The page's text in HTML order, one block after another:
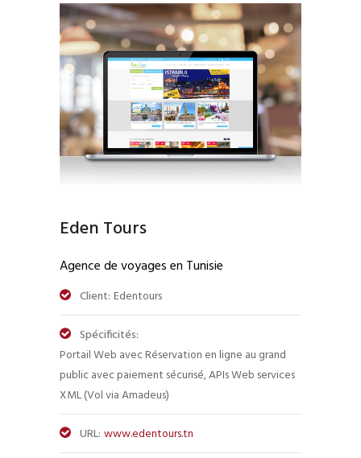
Eden Tours
Agence de voyages en Tunisie
Client: Edentours
Spécificités:
Portail Web avec Réservation en ligne au grand
public avec paiement sécurisé, APIs Web services
XML (Vol via Amadeus)
URL: www.edentours.tn